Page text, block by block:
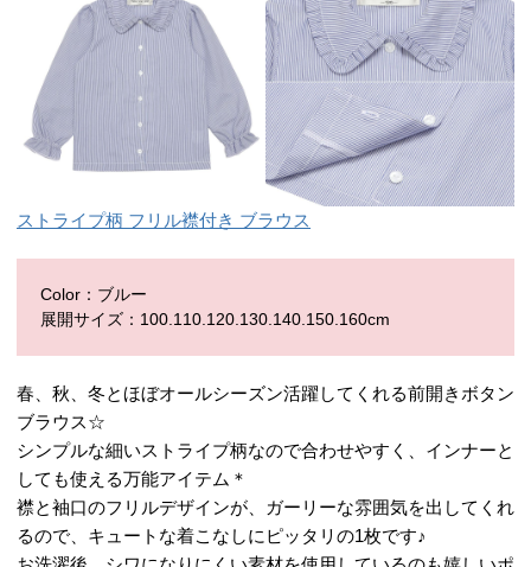
ストライプ柄 フリル襟付き ブラウス
Color：ブルー
展開サイズ：100.110.120.130.140.150.160cm
春、秋、冬とほぼオールシーズン活躍してくれる前開きボタン
ブラウス☆
シンプルな細いストライプ柄なので合わせやすく、インナーと
しても使える万能アイテム＊
襟と袖口のフリルデザインが、ガーリーな雰囲気を出してくれ
るので、キュートな着こなしにピッタリの1枚です♪